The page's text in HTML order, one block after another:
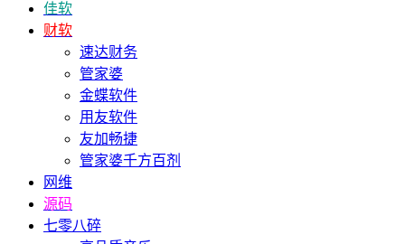
佳软
财软
速达财务
管家婆
金蝶软件
用友软件
友加畅捷
管家婆千方百剂
网维
源码
七零八碎